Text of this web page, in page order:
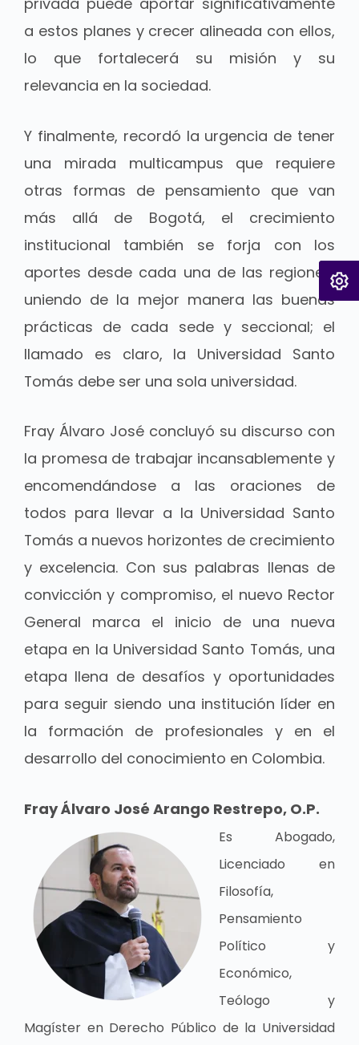
a estos planes y crecer alineada con ellos,
lo que fortalecerá su misión y su
relevancia en la sociedad.
Y finalmente, recordó la urgencia de tener
una mirada multicampus que requiere
otras formas de pensamiento que van
más allá de Bogotá, el crecimiento
institucional también se forja con los
aportes desde cada una de las regiones,
uniendo de la mejor manera las buenas
prácticas de cada sede y seccional; el
llamado es claro, la Universidad Santo
Tomás debe ser una sola universidad.
Fray Álvaro José concluyó su discurso con
la promesa de trabajar incansablemente y
encomendándose a las oraciones de
todos para llevar a la Universidad Santo
Tomás a nuevos horizontes de crecimiento
y excelencia. Con sus palabras llenas de
convicción y compromiso, el nuevo Rector
General marca el inicio de una nueva
etapa en la Universidad Santo Tomás, una
etapa llena de desafíos y oportunidades
para seguir siendo una institución líder en
la formación de profesionales y en el
desarrollo del conocimiento en Colombia.
Fray Álvaro José Arango Restrepo, O.P.
Es Abogado,
Licenciado en
Filosofía,
Pensamiento
Político y
Económico,
Teólogo y
Magíster en Derecho Público de la Universidad